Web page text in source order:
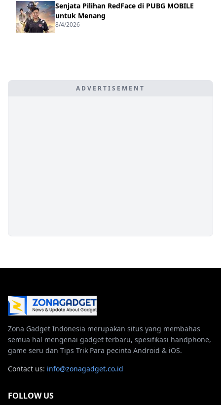
Senjata Pilihan RedFace di PUBG MOBILE
untuk Menang
8/4/2026
ADVERTISEMENT
Zona Gadget Indonesia merupakan situs yang membahas
semua hal mengenai gadget terbaru, spesifikasi handphone,
game seru dan Tips Trik Para pecinta Android & iOS.
Contact us: info@zonagadget.co.id
FOLLOW US